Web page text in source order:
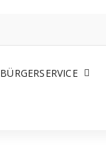
BÜRGERSERVICE